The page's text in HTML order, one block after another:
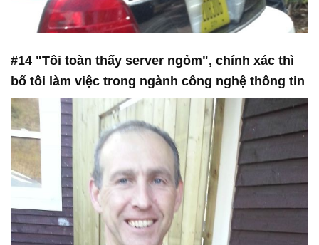
#14 "Tôi toàn thấy server ngỏm", chính xác thì
bố tôi làm việc trong ngành công nghệ thông tin